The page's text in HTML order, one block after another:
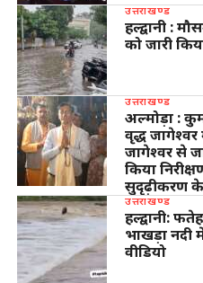
उत्तराखण्ड
हल्द्वानी :
को जारी
उत्तराखण्ड
अल्मोड़ा :
वृद्ध जागेश्वर
जागेश्वर से
किया
सुदृढ़ीकरण के
उत्तराखण्ड
हल्द्वानी:
भाखड़ा नदी
वीडियो